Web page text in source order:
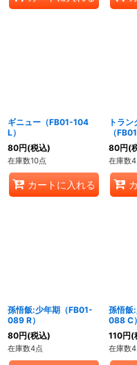
ギニュー（FB01-104
L）
80円(税込)
在庫数10点
カートに入れる
トラ
（
80円(
在庫数
孫悟飯:少年期（FB01-
089 R）
80円(税込)
在庫数4点
孫悟飯
088 C）
110円(
在庫数